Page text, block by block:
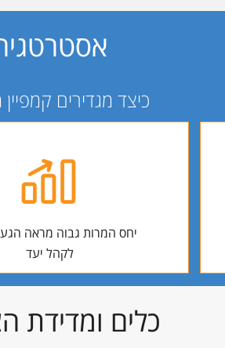
כיצד מגדירים
יחס המרות גבוה מראה
לקהל יעד
כלים ומדידת